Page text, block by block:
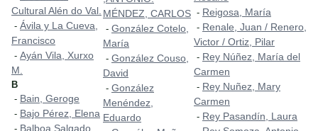
Cultural Alén do Val.
- Ávila y La Cueva,
Francisco
- Ayán Vila, Xurxo
M.
B
- Bain, Geroge
- Bajo Pérez, Elena
- Balboa Salgado,
MÉNDEZ, CARLOS
- González Cotelo,
María
- González Couso,
David
- González
Menéndez,
Eduardo
- Reigosa, María
- Renale, Juan / Renero,
Victor / Ortiz, Pilar
- Rey Núñez, María del
Carmen
- Rey Nuñez, Mary
Carmen
- Rey Pasandín, Laura